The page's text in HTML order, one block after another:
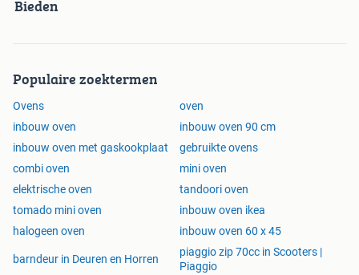
Bieden
Populaire zoektermen
Ovens
oven
inbouw oven
inbouw oven 90 cm
inbouw oven met gaskookplaat
gebruikte ovens
combi oven
mini oven
elektrische oven
tandoori oven
tomado mini oven
inbouw oven ikea
halogeen oven
inbouw oven 60 x 45
barndeur in Deuren en Horren
piaggio zip 70cc in Scooters |
Piaggio